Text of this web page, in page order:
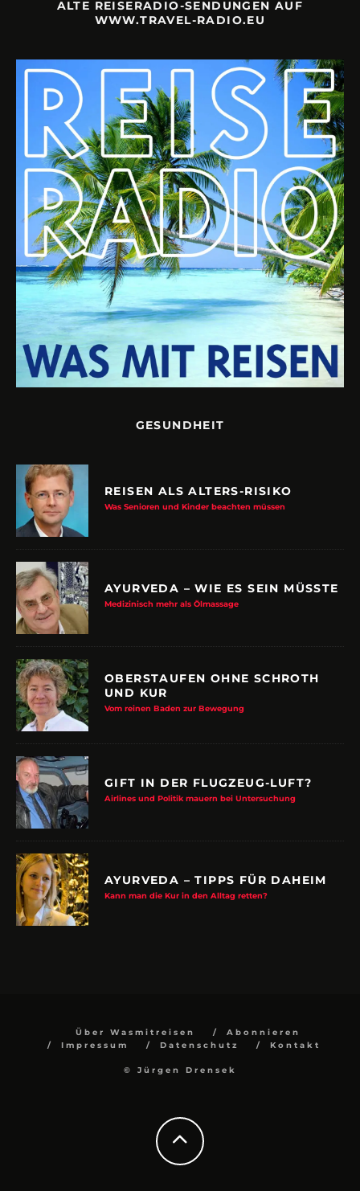
ALTE REISERADIO-SENDUNGEN AUF
WWW.TRAVEL-RADIO.EU
GESUNDHEIT
REISEN ALS ALTERS-RISIKO
Was Senioren und Kinder beachten müssen
AYURVEDA – WIE ES SEIN MÜSSTE
Medizinisch mehr als Ölmassage
OBERSTAUFEN OHNE SCHROTH
UND KUR
Vom reinen Baden zur Bewegung
GIFT IN DER FLUGZEUG-LUFT?
Airlines und Politik mauern bei Untersuchung
AYURVEDA – TIPPS FÜR DAHEIM
Kann man die Kur in den Alltag retten?
Über Wasmitreisen
Abonnieren
Impressum
Datenschutz Kontakt
© Jürgen Drensek